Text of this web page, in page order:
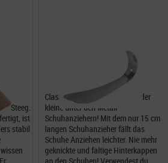
Steeg.
ist
stabil
Classic Schuhanzieher Metall der
kleine unter den Metall-
Schuhanziehern! Mit dem nur 15 cm
langen Schuhanzieher fällt das
Schuhe Anziehen leichter. Nie mehr
geknickte und faltige Hinterkappen